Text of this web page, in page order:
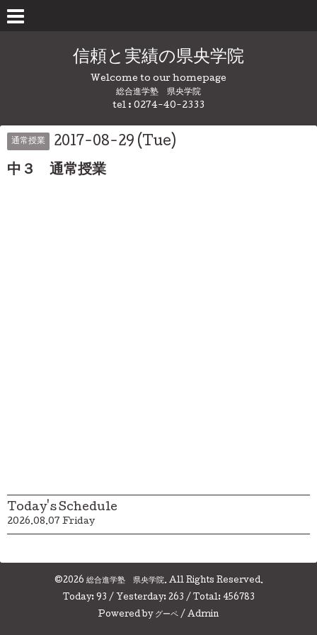
信頼と実績の県央学院
Welcome to our homepage
総合進学塾 県央学院
tel : 0274-40-2333
通常授業 2017-08-29 (Tue)
中３ 通常授業
Today's Schedule
2026.08.07 Friday
©2026 総合進学塾 県央学院. All Rights Reserved.
Today: 93 / Yesterday: 263 / Total: 456783
Powered by グーペ / Admin